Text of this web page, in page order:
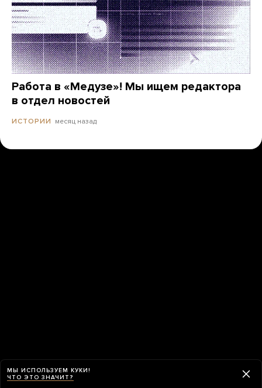
Работа в «Медузе»! Мы ищем редактора
в отдел новостей
ИСТОРИИ месяц назад
МЫ ИСПОЛЬЗУЕМ КУКИ!
ЧТО ЭТО ЗНАЧИТ?